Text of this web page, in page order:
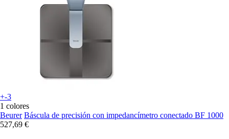
+-3
1 colores
Beurer Báscula de precisión con impedancímetro conectado BF 1000
527,69 €